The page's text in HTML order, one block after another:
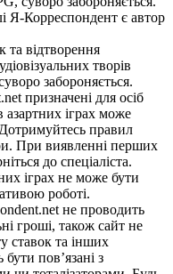
Я-Корреспондент є автор
та відтворення
творів
забороняється.
призначені для осіб
іграх може
правил
При виявленні перших
до спеціаліста.
іграх не може бути
роботі.
не проводить
гроші, також сайт не
ставок та інших
пов’язані з